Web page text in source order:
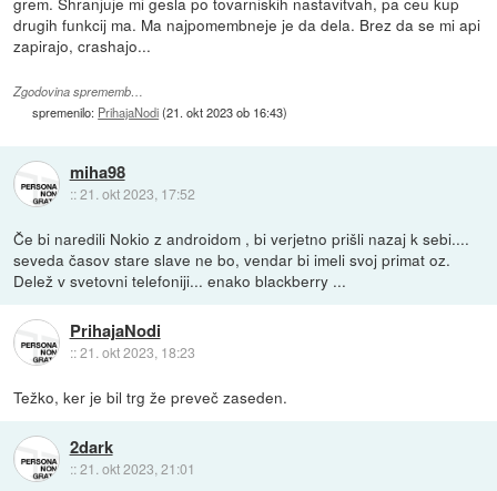
drugih funkcij ma. Ma najpomembneje je da dela. Brez da se mi api
zapirajo, crashajo...
Zgodovina sprememb…
spremenilo: PrihajaNodi(21. okt 2023 ob 16:43)
miha98
::21. okt 2023, 17:52
Če bi naredili Nokio z androidom , bi verjetno prišli nazaj k sebi....
seveda časov stare slave ne bo, vendar bi imeli svoj primat oz.
Delež v svetovni telefoniji... enako blackberry ...
PrihajaNodi
::21. okt 2023, 18:23
Težko, ker je bil trg že preveč zaseden.
2dark
::21. okt 2023, 21:01